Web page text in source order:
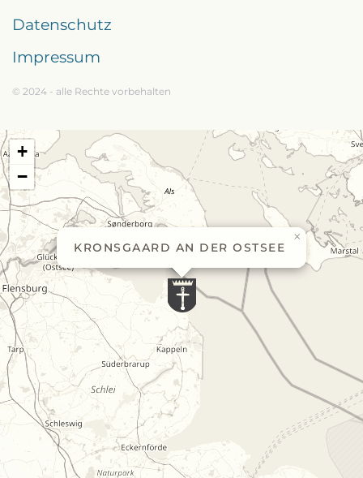
Datenschutz
Impressum
© 2024 - alle Rechte vorbehalten
KRONSGAARD AN DER OSTSEE
×
+
−